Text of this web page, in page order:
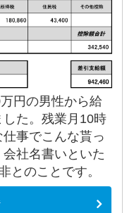
円の男性から給
た。残業月10時
事でこんな貰っ
社名書いといた
とのことです。